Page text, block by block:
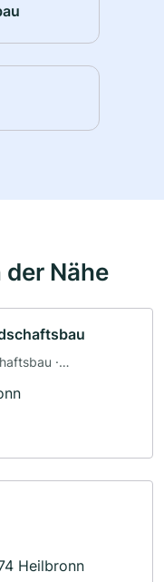
Nähe
·
Heilbronn